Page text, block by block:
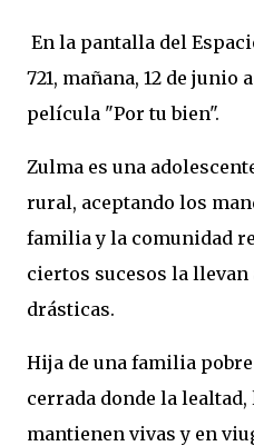
En la pantalla del
721, mañana, 12 de junio
película "Por tu bien".
Zulma es una
rural, aceptando los
familia y la comunidad
ciertos sucesos la llevan
drásticas.
Hija de una familia
cerrada donde la
mantienen vivas y en